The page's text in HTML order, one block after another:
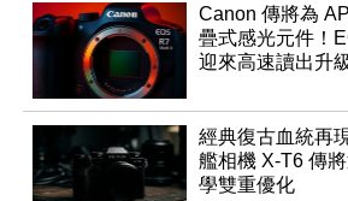
Canon 傳將為
疊式感光元件！
迎來高速讀出升
經典復古血統再
艦相機 X-T6 傳
學雙重優化